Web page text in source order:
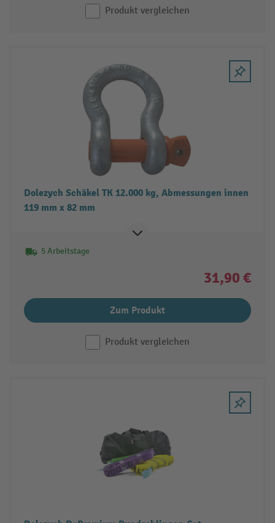
Produkt vergleichen
Dolezych Schäkel TK 12.000 kg, Abmessungen innen
119 mm x 82 mm
5 Arbeitstage
31,90 €
Zum Produkt
Produkt vergleichen